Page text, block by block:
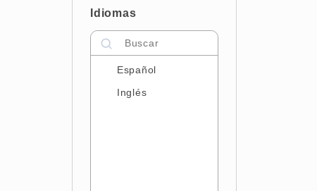
La Rioja
Las Palmas
León
Idiomas
Español
Inglés